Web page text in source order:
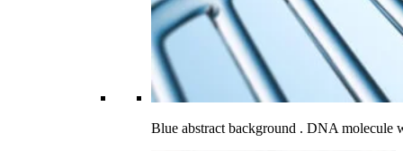
Blue abstract background . DNA molecule